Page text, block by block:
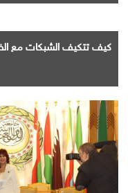
كيف تتكيف الشبكات مع